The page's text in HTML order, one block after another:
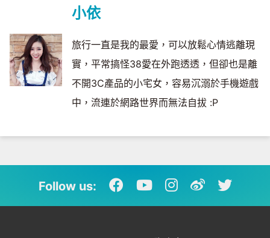
小依
旅行一直是我的最愛，可以放鬆心情逃離現
實，平常搞怪38愛在外跑透透，但卻也是離
不開3C產品的小宅女，容易沉溺於手機遊戲
中，流連於網路世界而無法自拔 :P
Follow us: